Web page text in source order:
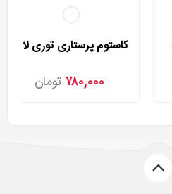
۷۸۰,۰۰۰ تومان